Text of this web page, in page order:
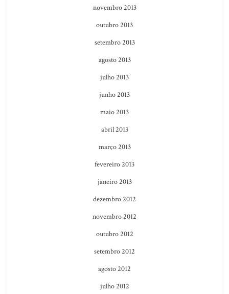
novembro 2013
outubro 2013
setembro 2013
agosto 2013
julho 2013
junho 2013
maio 2013
abril 2013
março 2013
fevereiro 2013
janeiro 2013
dezembro 2012
novembro 2012
outubro 2012
setembro 2012
agosto 2012
julho 2012